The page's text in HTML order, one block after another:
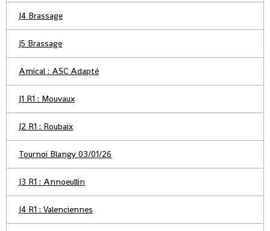
J4 Brassage
J5 Brassage
Amical : ASC Adapté
J1 R1 : Mouvaux
J2 R1 : Roubaix
Tournoi Blangy 03/01/26
J3 R1 : Annoeullin
J4 R1 : Valenciennes